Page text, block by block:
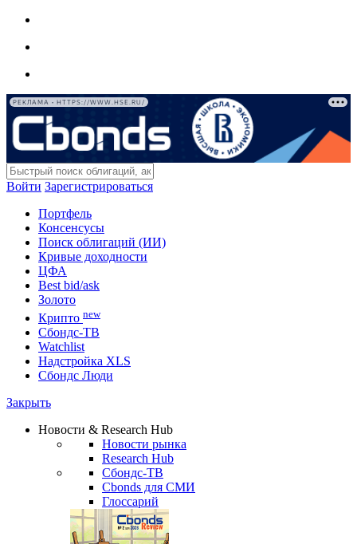
РЕКЛАМА • HTTPS://WWW.HSE.RU/
Войти Зарегистрироваться
Портфель
Консенсусы
Поиск облигаций (ИИ)
Кривые доходности
ЦФА
Best bid/ask
Золото
Крипто new
Сбондс-ТВ
Watchlist
Надстройка XLS
Сбондс Люди
Закрыть
Новости & Research Hub
Новости рынка
Research Hub
Сбондс-ТВ
Cbonds для СМИ
Глоссарий